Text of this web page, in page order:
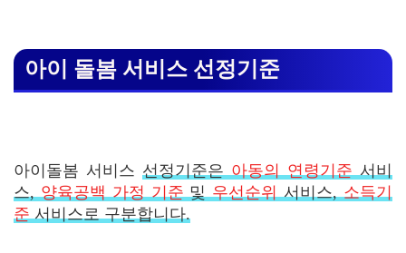
아이 돌봄 서비스 선정기준
아이돌봄 서비스 선정기준은아동의 연령기준서비
스,양육공백 가정 기준및우선순위서비스,소득기
준서비스로 구분합니다.